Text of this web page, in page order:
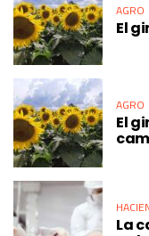
AGRO
El
AGRO
El
La